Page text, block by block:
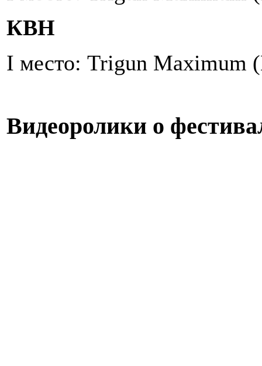
КВН
I место: Trigun Maximum
Видеоролики о